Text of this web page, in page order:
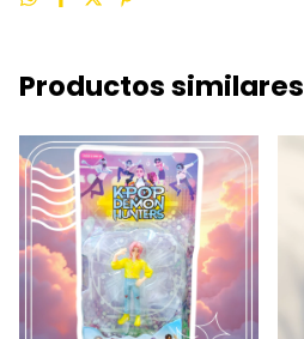
Productos similares